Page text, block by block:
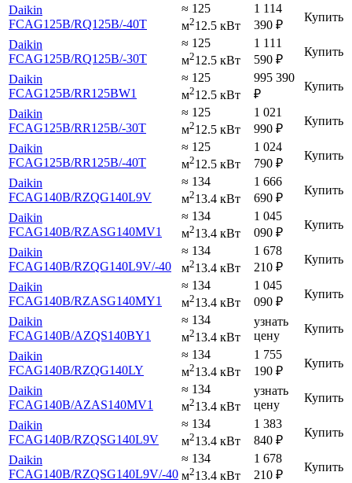
Daikin
FCAG125B/RQ125B/-40T
≈ 125
м212.5 кВт
1 114
390 ₽
Купить
Daikin
FCAG125B/RQ125B/-30T
≈ 125
м212.5 кВт
1 111
590 ₽
Купить
Daikin
FCAG125B/RR125BW1
≈ 125
м212.5 кВт
995 390
₽
Купить
Daikin
FCAG125B/RR125B/-30T
≈ 125
м212.5 кВт
1 021
990 ₽
Купить
Daikin
FCAG125B/RR125B/-40T
≈ 125
м212.5 кВт
1 024
790 ₽
Купить
Daikin
FCAG140B/RZQG140L9V
≈ 134
м213.4 кВт
1 666
690 ₽
Купить
Daikin
FCAG140B/RZASG140MV1
≈ 134
м213.4 кВт
1 045
090 ₽
Купить
Daikin
FCAG140B/RZQG140L9V/-40
≈ 134
м213.4 кВт
1 678
210 ₽
Купить
Daikin
FCAG140B/RZASG140MY1
≈ 134
м213.4 кВт
1 045
090 ₽
Купить
Daikin
FCAG140B/AZQS140BY1
≈ 134
м213.4 кВт
узнать
цену
Купить
Daikin
FCAG140B/RZQG140LY
≈ 134
м213.4 кВт
1 755
190 ₽
Купить
Daikin
FCAG140B/AZAS140MV1
≈ 134
м213.4 кВт
узнать
цену
Купить
Daikin
FCAG140B/RZQSG140L9V
≈ 134
м213.4 кВт
1 383
840 ₽
Купить
Daikin
FCAG140B/RZQSG140L9V/-40
≈ 134
м213.4 кВт
1 678
210 ₽
Купить